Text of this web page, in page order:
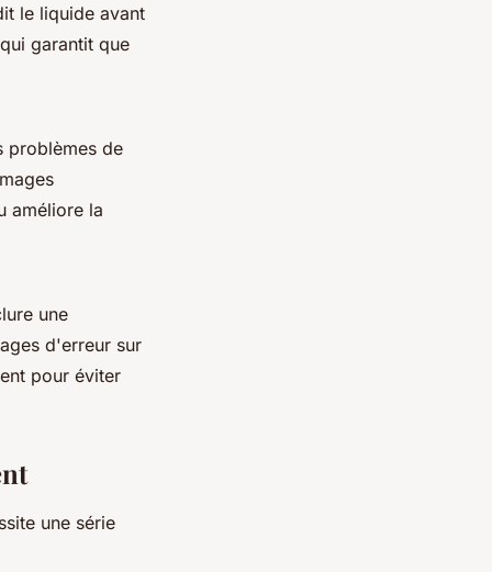
le liquide avant
qui garantit que
problèmes de
améliore la
une
d'erreur sur
pour éviter
une série